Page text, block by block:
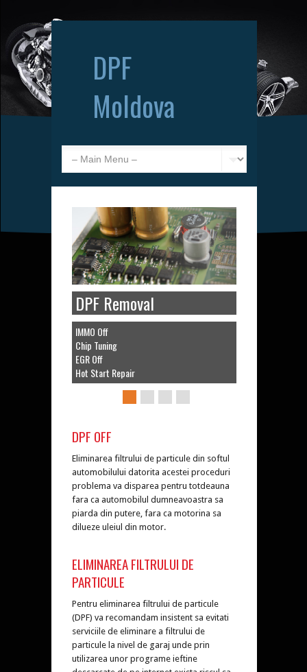
DPF
Moldova
DPF Removal
IMMO Off
Chip Tuning
EGR Off
Hot Start Repair
DPF OFF
Eliminarea filtrului de particule din softul
automobilului datorita acestei proceduri
problema va disparea pentru totdeauna
fara ca automobilul dumneavoastra sa
piarda din putere, fara ca motorina sa
dilueze uleiul din motor.
ELIMINAREA FILTRULUI DE
PARTICULE
Pentru eliminarea filtrului de particule
(DPF) va recomandam insistent sa evitati
serviciile de eliminare a filtrului de
particule la nivel de garaj unde prin
utilizarea unor programe ieftine